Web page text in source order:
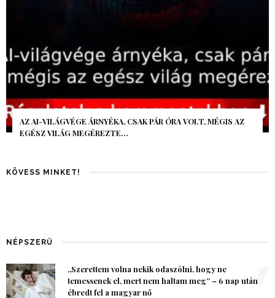
AZ AI-VILÁGVÉGE ÁRNYÉKA, CSAK PÁR ÓRA VOLT, MÉGIS AZ
EGÉSZ VILÁG MEGÉREZTE…
KÖVESS MINKET!
NÉPSZERŰ
„Szerettem volna nekik odaszólni, hogy ne
temessenek el, mert nem haltam meg” – 6 nap után
ébredt fel a magyar nő
1